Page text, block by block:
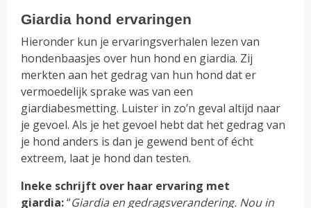
Giardia hond ervaringen
Hieronder kun je ervaringsverhalen lezen van
hondenbaasjes over hun hond en giardia. Zij
merkten aan het gedrag van hun hond dat er
vermoedelijk sprake was van een
giardiabesmetting. Luister in zo’n geval altijd naar
je gevoel. Als je het gevoel hebt dat het gedrag van
je hond anders is dan je gewend bent of écht
extreem, laat je hond dan testen.
Ineke schrijft over haar ervaring met
giardia:“Giardia en gedragsverandering. Nou in